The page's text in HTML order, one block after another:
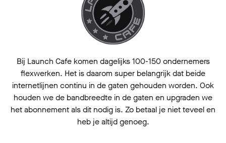
Bij Launch Cafe komen dagelijks 100-150 ondernemers
flexwerken. Het is daarom super belangrijk dat beide
internetlijnen continu in de gaten gehouden worden. Ook
houden we de bandbreedte in de gaten en upgraden we
het abonnement als dit nodig is. Zo betaal je niet teveel en
heb je altijd genoeg.